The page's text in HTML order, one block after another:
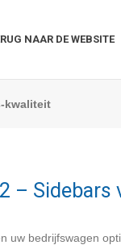
NAAR DE WEBSITE
kwaliteit
– Sidebars
uw bedrijfswagen